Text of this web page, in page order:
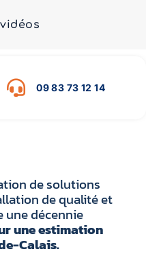
09 83 73 12 14
de solutions
de qualité et
une décennie
une estimation
Calais.